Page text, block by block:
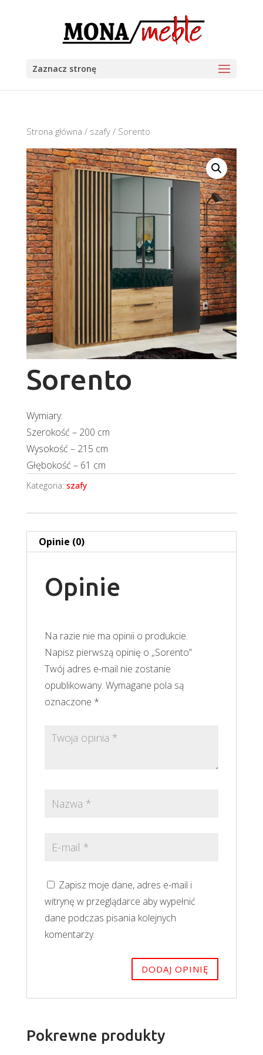
Zaznacz stronę
Strona główna / szafy/ Sorento
Sorento
Wymiary:
Szerokość – 200 cm
Wysokość – 215 cm
Głębokość – 61 cm
Kategoria: szafy
Opinie (0)
Opinie
Na razie nie ma opinii o produkcie.
Napisz pierwszą opinię o „Sorento”
Twój adres e-mail nie zostanie
opublikowany. Wymagane pola są
oznaczone *
Zapisz moje dane, adres e-mail i
witrynę w przeglądarce aby wypełnić
dane podczas pisania kolejnych
komentarzy.
Pokrewne produkty